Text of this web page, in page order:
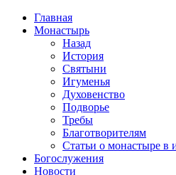
Перейти
содержимому
Главная
Монастырь
Назад
История
Святыни
Игуменья
Духовенство
Подворье
Требы
Благотворителям
Статьи о монастыре в
Богослужения
Новости